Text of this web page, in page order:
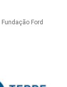
Fundação Ford